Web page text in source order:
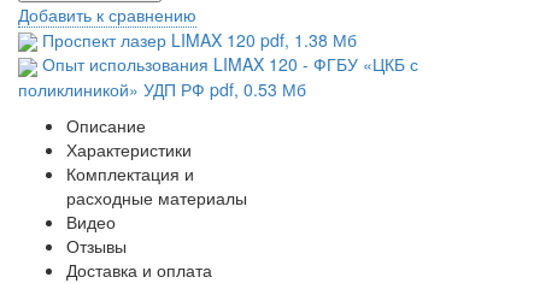
Добавить к сравнению
Проспект лазер LIMAX 120 pdf, 1.38 Мб
Опыт использования LIMAX 120 - ФГБУ «ЦКБ с
поликлиникой» УДП РФ pdf, 0.53 Мб
Описание
Характеристики
Комплектация и
расходные материалы
Видео
Отзывы
Доставка и оплата